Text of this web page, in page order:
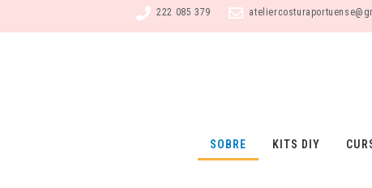
222 085 379
SOBRE KITS DIY